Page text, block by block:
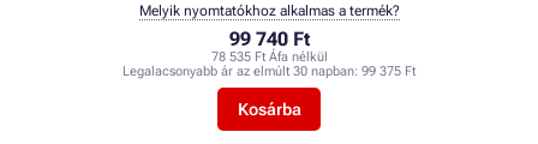
99 740 Ft
78 535 Ft Áfa nélkül
Legalacsonyabb ár az elmúlt 30 napban: 99 375 Ft
Kosárba
Melyik nyomtatókhoz alkalmas a termék?